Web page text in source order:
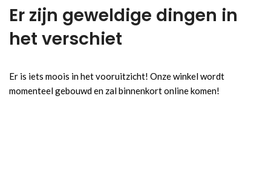
Er zijn geweldige dingen in
het verschiet
Er is iets moois in het vooruitzicht! Onze winkel wordt
momenteel gebouwd en zal binnenkort online komen!